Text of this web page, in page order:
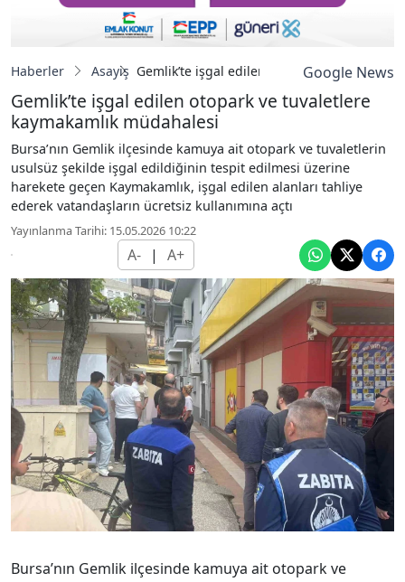
Haberler Asayiş Gemlik’te işgal edilen otopark veGoogle News
Gemlik’te işgal edilen otopark ve tuvaletlere
kaymakamlık müdahalesi
Bursa’nın Gemlik ilçesinde kamuya ait otopark ve tuvaletlerin
usulsüz şekilde işgal edildiğinin tespit edilmesi üzerine
harekete geçen Kaymakamlık, işgal edilen alanları tahliye
ederek vatandaşların ücretsiz kullanımına açtı
Yayınlanma Tarihi: 15.05.2026 10:22
A- | A+
Bursa’nın Gemlik ilçesinde kamuya ait otopark ve